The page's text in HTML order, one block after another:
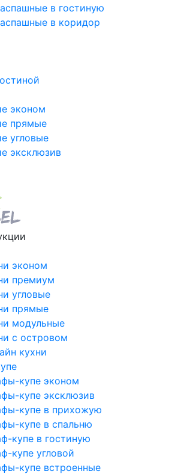
в гостиную
в коридор
эконом
прямые
угловые
эксклюзив
эконом
премиум
угловые
прямые
модульные
с островом
кухни
купе эконом
купе эксклюзив
купе в прихожую
купе в спальню
купе в гостиную
купе угловой
купе встроенные